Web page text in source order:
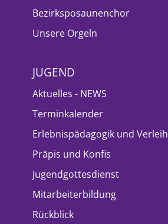
Bezirksposaunenchor
Unsere Orgeln
JUGEND
Aktuelles - NEWS
Terminkalender
Erlebnispädagogik und Verleih
Präpis und Konfis
Jugendgottesdienst
Mitarbeiterbildung
Rückblick